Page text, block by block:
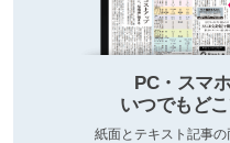
PC・スマ
いつでもど
紙面とテキスト記事の